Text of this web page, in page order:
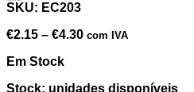
SKU: EC203
€2.15 – €4.30 com IVA
Em Stock
Stock: unidades disponíveis